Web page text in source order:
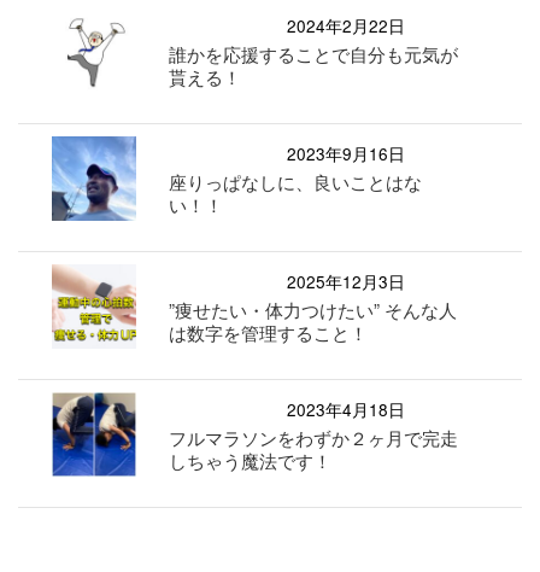
2024年2月22日
誰かを応援することで自分も元気が
貰える！
2023年9月16日
座りっぱなしに、良いことはな
い！！
2025年12月3日
”痩せたい・体力つけたい” そんな人
は数字を管理すること！
2023年4月18日
フルマラソンをわずか２ヶ月で完走
しちゃう魔法です！